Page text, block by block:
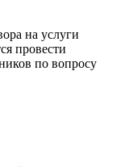
на услуги
провести
по вопросу